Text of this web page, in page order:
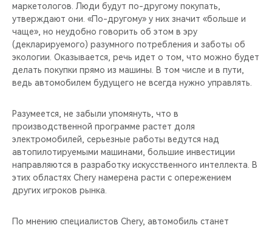
маркетологов. Люди будут по-другому покупать,
утверждают они. «По-другому» у них значит «больше и
чаще», но неудобно говорить об этом в эру
(декларируемого) разумного потребления и заботы об
экологии. Оказывается, речь идет о том, что можно будет
делать покупки прямо из машины. В том числе и в пути,
ведь автомобилем будущего не всегда нужно управлять.
Разумеется, не забыли упомянуть, что в
производственной программе растет доля
электромобилей, серьезные работы ведутся над
автопилотируемыми машинами, большие инвестиции
направляются в разработку искусственного интеллекта. В
этих областях Chery намерена расти с опережением
других игроков рынка.
По мнению специалистов Chery, автомобиль станет